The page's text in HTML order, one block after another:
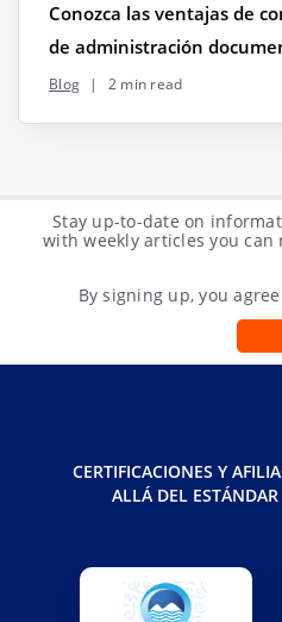
Conozca las ventajas de
de administración
Blog | 2 min read
Stay up-to-date on
with weekly articles you
By signing up, you
CERTIFICACIONES Y
ALLÁ DEL